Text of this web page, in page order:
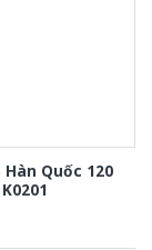
Hàn Quốc 120
K0201